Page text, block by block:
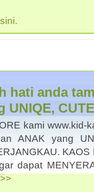
hati anda
UNIQE,
kami www.kid-
ANAK yang
dapat